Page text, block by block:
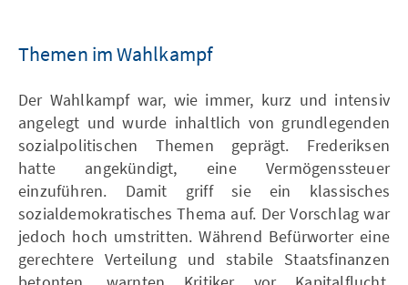
Themen im Wahlkampf
Der Wahlkampf war, wie immer, kurz und intensiv
angelegt und wurde inhaltlich von grundlegenden
sozialpolitischen Themen geprägt. Frederiksen
hatte angekündigt, eine Vermögenssteuer
einzuführen. Damit griff sie ein klassisches
sozialdemokratisches Thema auf. Der Vorschlag war
jedoch hoch umstritten. Während Befürworter eine
gerechtere Verteilung und stabile Staatsfinanzen